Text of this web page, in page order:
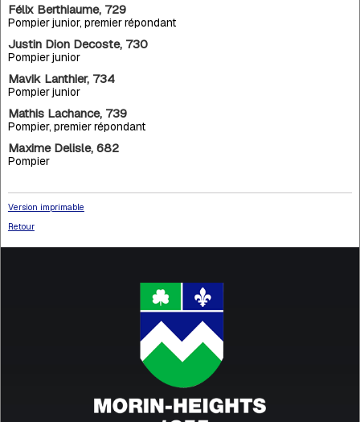
Félix Berthiaume, 729
Pompier junior, premier répondant
Justin Dion Decoste, 730
Pompier junior
Mavik Lanthier, 734
Pompier junior
Mathis Lachance, 739
Pompier, premier répondant
Maxime Delisle, 682
Pompier
Version imprimable
Retour